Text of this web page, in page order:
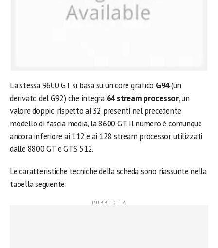
La stessa 9600 GT si basa su un core grafico G94(un
derivato del G92) che integra 64 stream processor, un
valore doppio rispetto ai 32 presenti nel precedente
modello di fascia media, la 8600 GT. Il numero è comunque
ancora inferiore ai 112 e ai 128 stream processor utilizzati
dalle 8800 GT e GTS 512.
Le caratteristiche tecniche della scheda sono riassunte nella
tabella seguente: